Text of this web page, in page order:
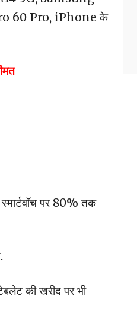
60 Pro, iPhone के
पर 80% तक
की खरीद पर भी